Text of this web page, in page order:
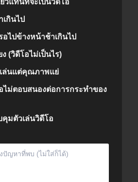
เกินไป
อไปข้างหน้าช้าเกินไป
ง (วิดีโอไม่เป็นไร)
ล่นแต่คุณภาพแย่
ไม่ตอบสนองต่อการกระทำของ
มตัวเล่นวิดีโอ